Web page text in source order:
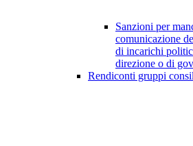
Sanzioni per
comunicazione
di incarichi
direzione o di
Rendiconti gruppi